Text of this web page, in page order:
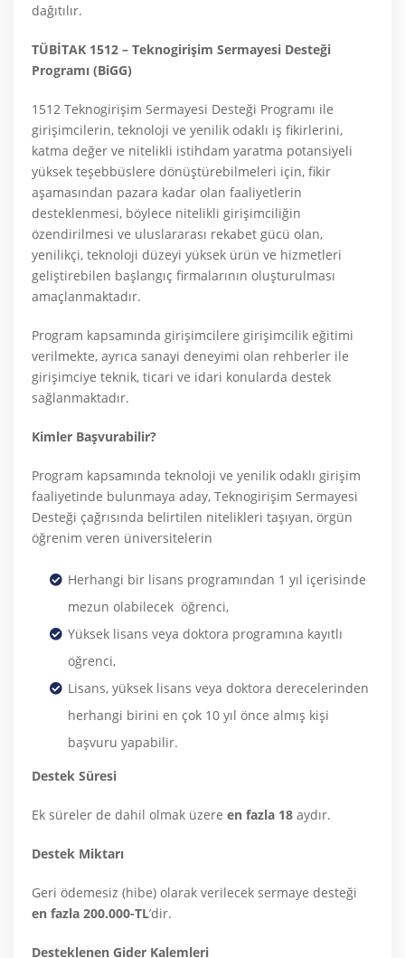
dağıtılır.
TÜBİTAK 1512 – Teknogirişim Sermayesi Desteği
Programı (BiGG)
1512 Teknogirişim Sermayesi Desteği Programı ile
girişimcilerin, teknoloji ve yenilik odaklı iş fikirlerini,
katma değer ve nitelikli istihdam yaratma potansiyeli
yüksek teşebbüslere dönüştürebilmeleri için, fikir
aşamasından pazara kadar olan faaliyetlerin
desteklenmesi, böylece nitelikli girişimciliğin
özendirilmesi ve uluslararası rekabet gücü olan,
yenilikçi, teknoloji düzeyi yüksek ürün ve hizmetleri
geliştirebilen başlangıç firmalarının oluşturulması
amaçlanmaktadır.
Program kapsamında girişimcilere girişimcilik eğitimi
verilmekte, ayrıca sanayi deneyimi olan rehberler ile
girişimciye teknik, ticari ve idari konularda destek
sağlanmaktadır.
Kimler Başvurabilir?
Program kapsamında teknoloji ve yenilik odaklı girişim
faaliyetinde bulunmaya aday, Teknogirişim Sermayesi
Desteği çağrısında belirtilen nitelikleri taşıyan, örgün
öğrenim veren üniversitelerin
Herhangi bir lisans programından 1 yıl içerisinde
mezun olabilecek öğrenci,
Yüksek lisans veya doktora programına kayıtlı
öğrenci,
Lisans, yüksek lisans veya doktora derecelerinden
herhangi birini en çok 10 yıl önce almış kişi
başvuru yapabilir.
Destek Süresi
Ek süreler de dahil olmak üzere en fazla 18 aydır.
Destek Miktarı
Geri ödemesiz (hibe) olarak verilecek sermaye desteği
en fazla 200.000-TL’dir.
Desteklenen Gider Kalemleri